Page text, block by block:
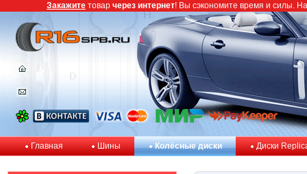
Главная Шины Колёсные диски Диски
Закажите товар через интернет! Вы сэкономите время и силы.